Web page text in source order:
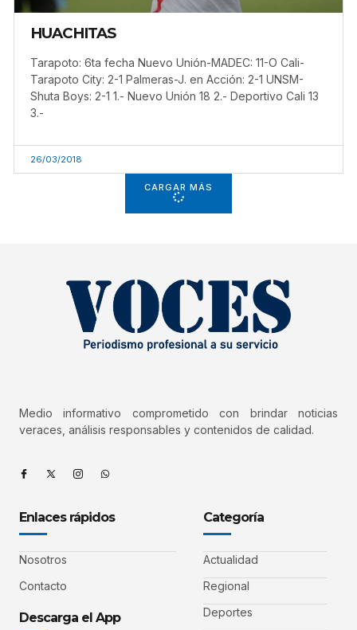
HUACHITAS
Tarapoto: 6ta fecha Nuevo Unión-MADEC: 11-O Cali-
Tarapoto City: 2-1 Palmeras-J. en Acción: 2-1 UNSM-
Shuta Boys: 2-1 1.- Nuevo Unión 18 2.- Deportivo Cali 13
3.-
26/03/2018
CARGAR MÁS
Medio informativo comprometido con brindar noticias
veraces, análisis responsables y contenidos de calidad.
Enlaces rápidos
Nosotros
Contacto
Descarga el App
Categoría
Actualidad
Regional
Deportes